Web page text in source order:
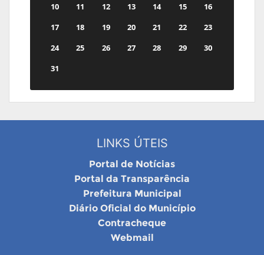
10
11 12 13 14 15
16
17
18 19 20 21 22
23
24
25 26 27 28 29
30
31
LINKS ÚTEIS
Portal de Notícias
Portal da Transparência
Prefeitura Municipal
Diário Oficial do Município
Contracheque
Webmail